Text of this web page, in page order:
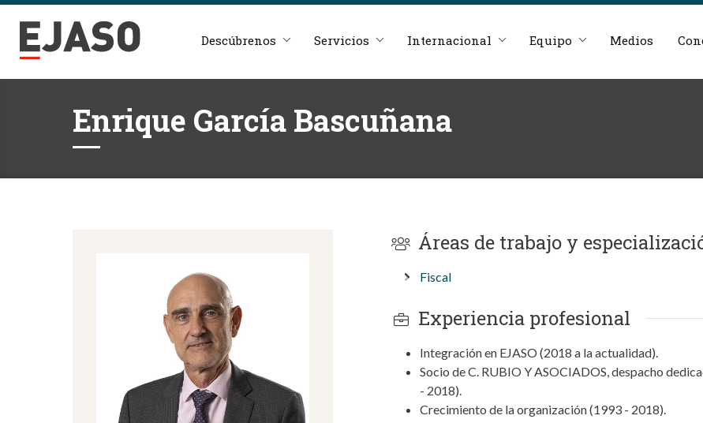
Descúbrenos Servicios Internacional Equipo Medios
Enrique García Bascuñana
Áreas de trabajo y
Fiscal
Experiencia profesional
Integración en EJASO (2018 a la actualidad).
Socio de C. RUBIO Y ASOCIADOS, despacho
- 2018).
Crecimiento de la organización (1993 - 2018).